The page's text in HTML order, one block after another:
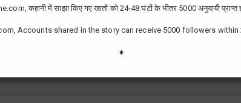
günümüzde bir çok kullanıcının yüksek takipçiye ulaşması ve
görmektedir ve geçimlerini bu yoldan
yüksek seviyelere ulaştırabilirsiniz.
कहानी में साझा किए गए खातों को 24-48 घंटों के भीतर 5000 अनुयायी
Accounts shared in the story can receive 5000 followers within
♦